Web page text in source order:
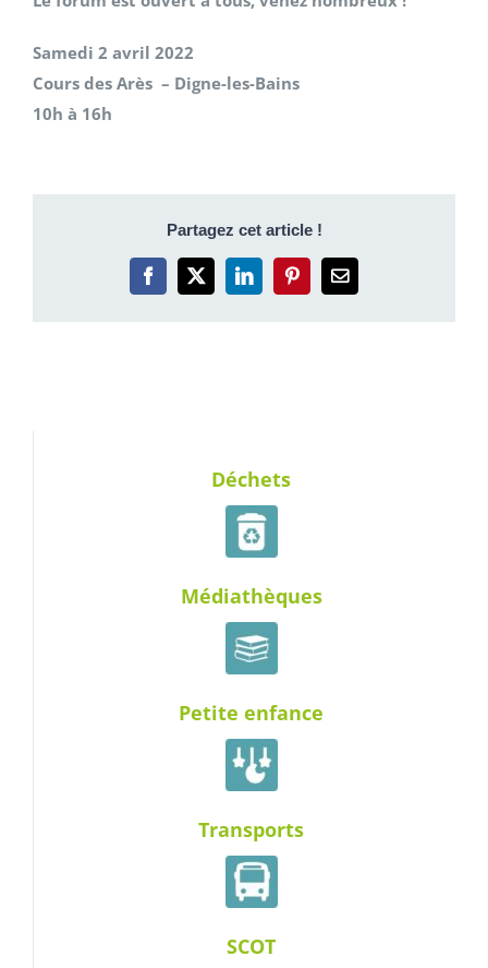
Samedi 2 avril 2022
Cours des Arès – Digne-les-Bains
10h à 16h
Partagez cet article !
Facebook
X LinkedInPinterestEmail
Déchets
Médiathèques
Petite enfance
Transports
SCOT